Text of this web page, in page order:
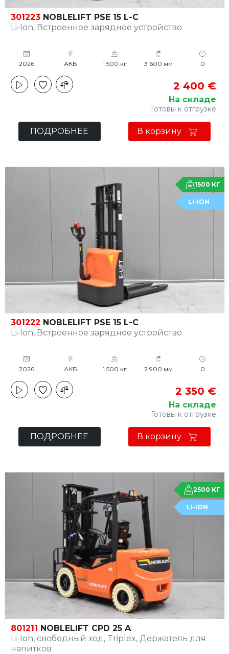
301223 NOBLELIFT PSE 15 L-C
Li-Ion, Встроенное зарядное устройство
2026 АКБ 1 500 кг 3 600 мм 0
2 400 €
На складе
Готовы к отгрузке
ПОДРОБНЕЕ В корзину
1500 КГ
LI-ION
301222 NOBLELIFT PSE 15 L-C
Li-Ion, Встроенное зарядное устройство
2026 АКБ 1 500 кг 2 900 мм 0
2 350 €
На складе
Готовы к отгрузке
ПОДРОБНЕЕ В корзину
2500 КГ
LI-ION
801211 NOBLELIFT CPD 25 A
Li-Ion, свободный ход, Triplex, Держатель для
напитков